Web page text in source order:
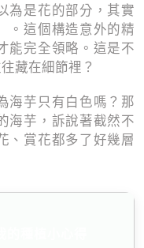
為是花的部分，其實
。這個構造意外的精
能完全領略。這是不
藏在細節裡？
海芋只有白色嗎？那
海芋，訴說著截然不
、賞花都多了好幾層